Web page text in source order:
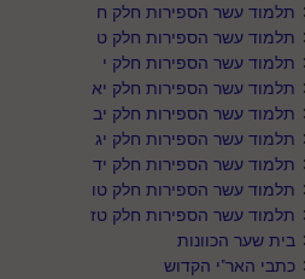
תלמוד עשר הספירות חלק ח
תלמוד עשר הספירות חלק ט
תלמוד עשר הספירות חלק י
תלמוד עשר הספירות חלק יא
תלמוד עשר הספירות חלק יב
תלמוד עשר הספירות חלק יג
תלמוד עשר הספירות חלק יד
תלמוד עשר הספירות חלק טו
תלמוד עשר הספירות חלק טז
בית שער הכוונות
כתבי האר"י הקדוש